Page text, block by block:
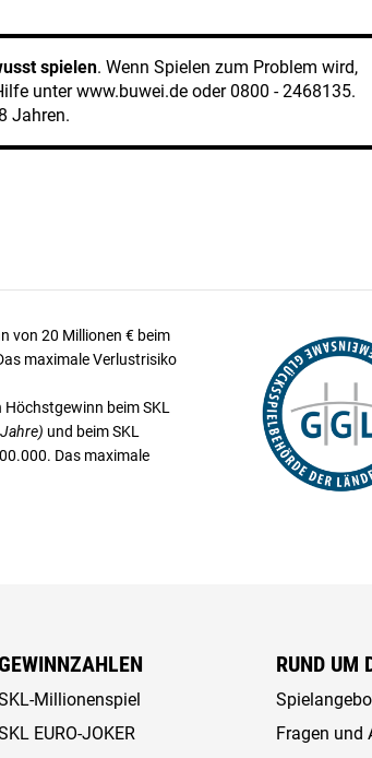
spielen. Wenn Spielen zum Problem wird,
unterwww.buwei.de oder0800 - 2468135.
Jahren.
von 20 Millionen € beim
maximale Verlustrisiko
beim SKL
und beim SKL
. Das maximale
GEWINNZAHLEN
Millionenspiel
EURO-JOKER
RUND UM
Fragen und